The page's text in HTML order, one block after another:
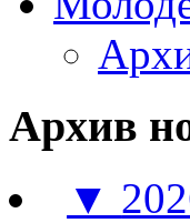
Архив
▼